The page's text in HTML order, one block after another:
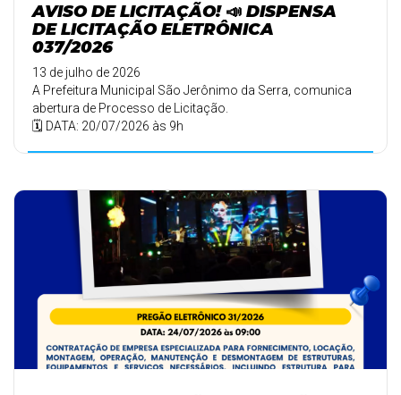
AVISO DE LICITAÇÃO! 📣 DISPENSA
DE LICITAÇÃO ELETRÔNICA
037/2026
13 de julho de 2026
A Prefeitura Municipal São Jerônimo da Serra, comunica
abertura de Processo de Licitação.
🗓️ DATA: 20/07/2026 às 9h